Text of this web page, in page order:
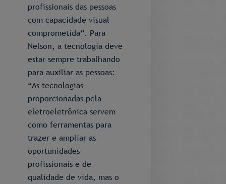
profissionais das pessoas
com capacidade visual
comprometida”. Para
Nelson, a tecnologia deve
estar sempre trabalhando
para auxiliar as pessoas:
“As tecnologias
proporcionadas pela
eletroeletrônica servem
como ferramentas para
trazer e ampliar as
oportunidades
profissionais e de
qualidade de vida, mas o